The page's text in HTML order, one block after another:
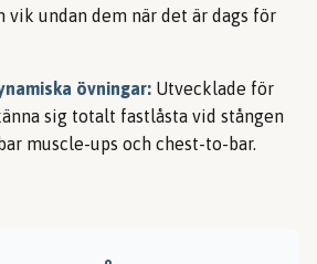
vik undan dem när det är dags för
övningar: Utvecklade för
sig totalt fastlåsta vid stången
muscle-ups och chest-to-bar.